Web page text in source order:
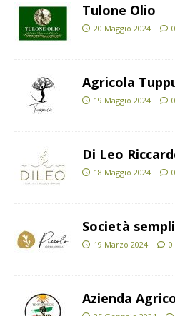
Tulone Olio
20 Maggio 2024 0
Agricola
19 Maggio 2024 0
Di Leo
18 Maggio 2024 0
Società
19 Marzo 2024 0
Azienda